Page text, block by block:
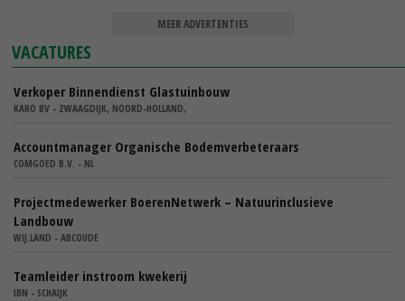
MEER ADVERTENTIES
VACATURES
Verkoper Binnendienst Glastuinbouw
KARO BV - ZWAAGDIJK, NOORD-HOLLAND,
Accountmanager Organische Bodemverbeteraars
COMGOED B.V. - NL
Projectmedewerker BoerenNetwerk – Natuurinclusieve
Landbouw
WIJ.LAND - ABCOUDE
Teamleider instroom kwekerij
IBN - SCHAIJK